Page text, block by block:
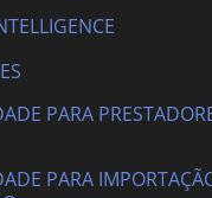
PARA
PARA